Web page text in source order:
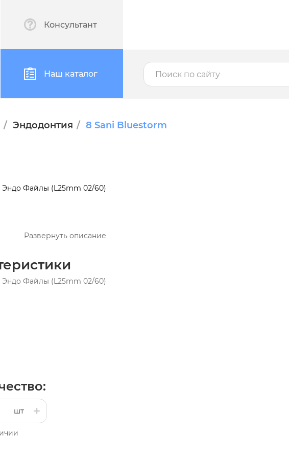
Консультант
Наш каталог
Эндодонтия 8 Sani Bluestorm
Файлы (L25mm 02/60)
Развернуть описание
Файлы (L25mm 02/60)
шт